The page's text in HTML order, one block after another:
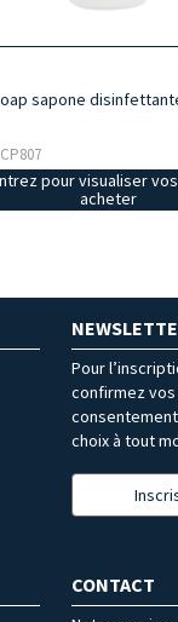
sapone
pour visualiser
acheter
Pour
confirmez
choix à tout
CONTACT